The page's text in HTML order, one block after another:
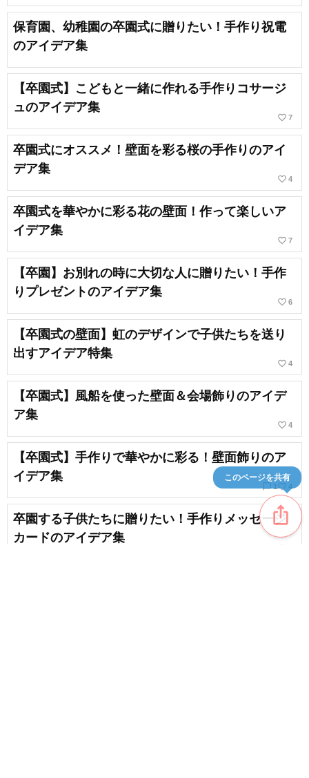
保育園、幼稚園の卒園式に贈りたい！手作り祝電
のアイデア集
【卒園式】こどもと一緒に作れる手作りコサージ
ュのアイデア集
favorite_border 7
卒園式にオススメ！壁面を彩る桜の手作りのアイ
デア集
favorite_border 4
卒園式を華やかに彩る花の壁面！作って楽しいア
イデア集
favorite_border 7
【卒園】お別れの時に大切な人に贈りたい！手作
りプレゼントのアイデア集
favorite_border 6
【卒園式の壁面】虹のデザインで子供たちを送り
出すアイデア特集
favorite_border 4
【卒園式】風船を使った壁面＆会場飾りのアイデ
ア集
favorite_border 4
【卒園式】手作りで華やかに彩る！壁面飾りのア
イデア集
卒園する子供たちに贈りたい！手作りメッセージ
カードのアイデア集
ios_share
このページを共有